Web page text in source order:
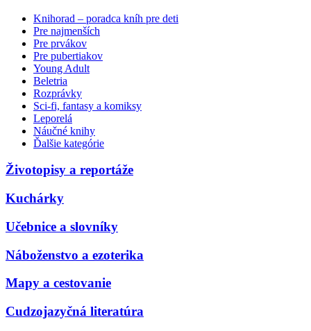
Knihorad – poradca kníh pre deti
Pre najmenších
Pre prvákov
Pre pubertiakov
Young Adult
Beletria
Rozprávky
Sci-fi, fantasy a komiksy
Leporelá
Náučné knihy
Ďalšie kategórie
Životopisy a reportáže
Kuchárky
Učebnice a slovníky
Náboženstvo a ezoterika
Mapy a cestovanie
Cudzojazyčná literatúra